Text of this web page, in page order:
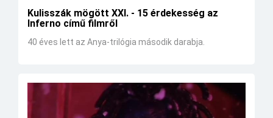
Kulisszák mögött XXI. - 15 érdekesség az
Inferno című filmről
40 éves lett az Anya-trilógia második darabja.